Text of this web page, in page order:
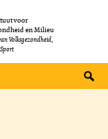
voor
en Milieu
Volksgezondheid,